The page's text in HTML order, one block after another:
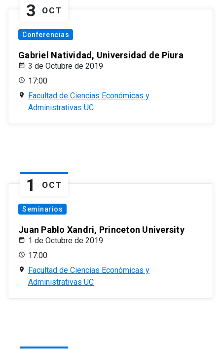
3 OCT
Conferencias
Gabriel Natividad, Universidad de Piura
3 de Octubre de 2019
17:00
Facultad de Ciencias Económicas y
Administrativas UC
1 OCT
Seminarios
Juan Pablo Xandri, Princeton University
1 de Octubre de 2019
17:00
Facultad de Ciencias Económicas y
Administrativas UC